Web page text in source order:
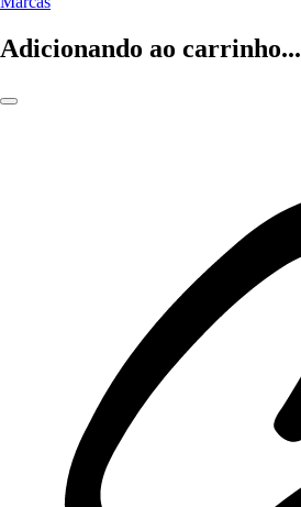
Adicionando ao carrinho...